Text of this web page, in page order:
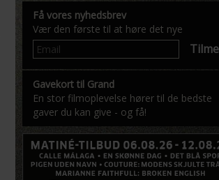
Få vores nyhedsbrev
Vær den første til at høre det nye
Gavekort til Grand
En stor filmoplevelse hører til de bedste
gaver du kan give - og få!